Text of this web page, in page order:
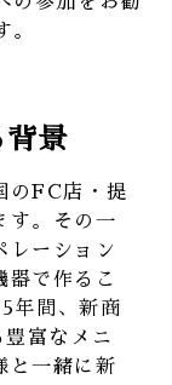
。
背景
のFC店・提
す。その一
レーション
器で作るこ
年間、新商
富なメニ
と一緒に新